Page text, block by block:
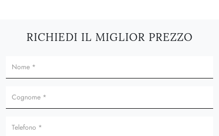
RICHIEDI IL MIGLIOR PREZZO